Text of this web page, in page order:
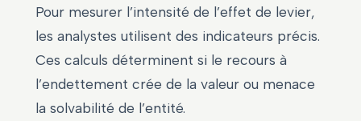
Pour mesurer l’intensité de l’effet de levier,
les analystes utilisent des indicateurs précis.
Ces calculs déterminent si le recours à
l’endettement crée de la valeur ou menace
la solvabilité de l’entité.